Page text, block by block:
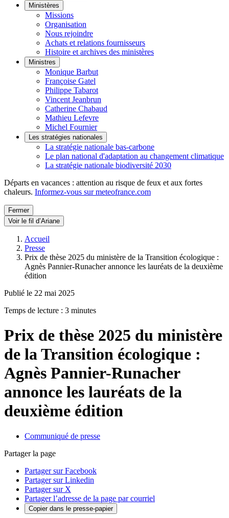
Ministères
Missions
Organisation
Nous rejoindre
Achats et relations fournisseurs
Histoire et archives des ministères
Ministres
Monique Barbut
Françoise Gatel
Philippe Tabarot
Vincent Jeanbrun
Catherine Chabaud
Mathieu Lefevre
Michel Fournier
Les stratégies nationales
La stratégie nationale bas-carbone
Le plan national d'adaptation au changement climatique
La stratégie nationale biodiversité 2030
Départs en vacances : attention au risque de feux et aux fortes
chaleurs. Informez-vous sur meteofrance.com
Fermer
Voir le fil d’Ariane
Accueil
Presse
Prix de thèse 2025 du ministère de la Transition écologique :
Agnès Pannier-Runacher annonce les lauréats de la deuxième
édition
Publié le 22 mai 2025
Temps de lecture : 3 minutes
Prix de thèse 2025 du ministère
de la Transition écologique :
Agnès Pannier-Runacher
annonce les lauréats de la
deuxième édition
Communiqué de presse
Partager la page
Partager sur Facebook
Partager sur Linkedin
Partager sur X
Partager l’adresse de la page par courriel
Copier dans le presse-papier